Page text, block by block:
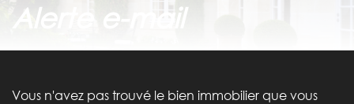
alerte e-mail
Vous n'avez pas trouvé le bien immobilier que vous